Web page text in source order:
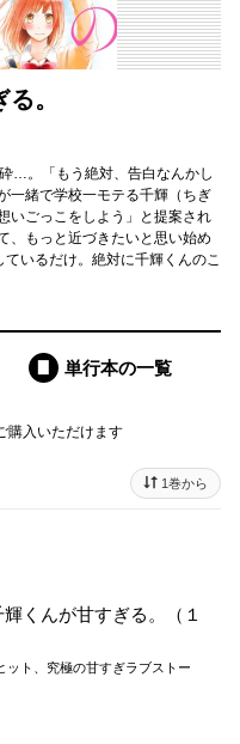
。
…。「もう絶対、告白なんかし
一緒で学校一モテる千輝（ちぎ
いごっこをしよう」と提案され
もっと近づきたいと思い始め
いるだけ。絶対に千輝くんのこ
単行本の一覧
購入いただけます
1巻から
くんが甘すぎる。（１
ット、究極の甘すぎラブストー